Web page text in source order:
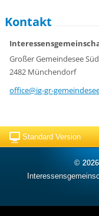
Kontakt
Großer Gemeindesee
2482 Münchendorf
office@ig-gr-gem
Standard Version
©